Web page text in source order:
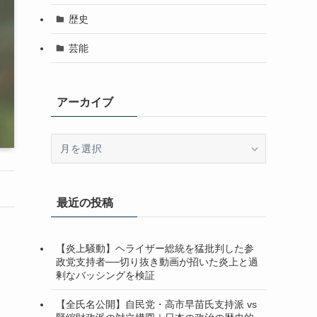
歴史
芸能
アーカイブ
ブ最近の投稿
【炎上騒動】ヘライザー総統を猛批判した参
政党支持者──切り抜き動画が招いた炎上と過
剰なバッシングを検証
【全氏名公開】自民党・高市早苗氏支持派 vs